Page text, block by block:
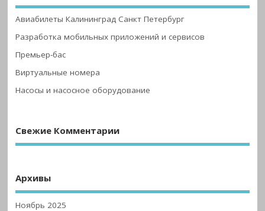
Авиабилеты Калининград Санкт Петербург
Разработка мобильных приложений и сервисов
Премьер-бас
Виртуальные номера
Насосы и насосное оборудование
Свежие Комментарии
Архивы
Ноябрь 2025